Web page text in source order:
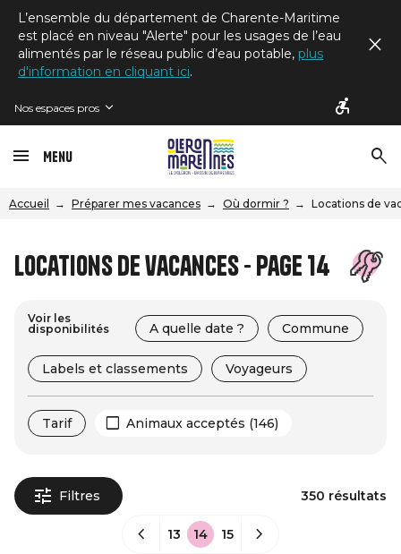
L’ensemble du département de Charente-Maritime
est placé en niveau "Alerte" pour les usages de l’eau
alimentés par le réseau public d’eau potable, plus
d'information en cliquant ici.
Nos espaces pros
Menu
Accueil Préparer mes vacances Où dormir ? Locations de
Locations de vacances - Page 14
Voir les
disponibilités
A quelle date ? Commune
Labels et classements Voyageurs
Tarif Animaux acceptés (146)
Filtres 350 résultats
13 14 15